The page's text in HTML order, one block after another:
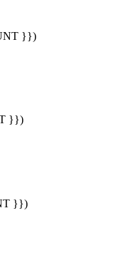
}})
}})
}})